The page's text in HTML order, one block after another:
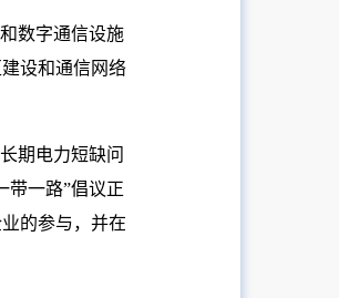
数字通信设施
设和通信网络
期电力短缺问
带一路”倡议正
的参与，并在